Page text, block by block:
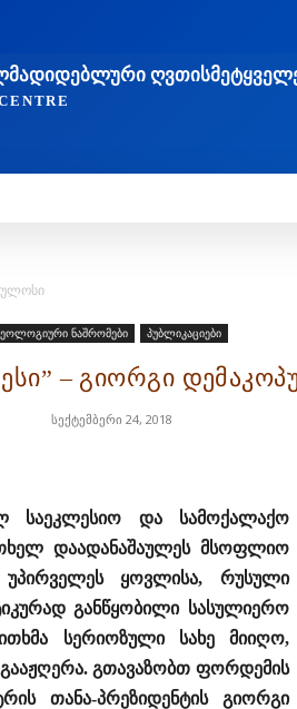
ნაშრომები პუბლიკაციები
– გიორგი
სექტემბერი 24, 2018
საეკლესიო და სამოქალაქო
დაადანაშაულეს მსოფლიო
უპირველეს ყოვლისა, რუსული
განწყობილი სასულიერო
სერიოზული სახე მიიღო,
გთავაზობთ ფორდემის
თანა-პრეზიდენტის გიორგი